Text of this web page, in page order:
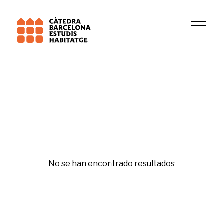
No se han encontrado resultados